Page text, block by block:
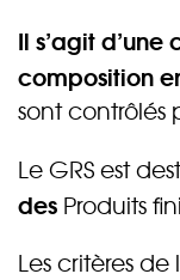
Il s’agit
composition
sont contrôlés
Le GRS est
des Produits
Les critères